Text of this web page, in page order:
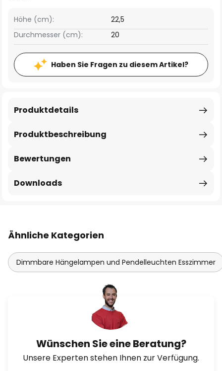
Höhe (cm):
22,5
Durchmesser (cm):
20
Haben Sie Fragen zu diesem Artikel?
Produktbeschreibung
Produktdetails
Bewertungen
Downloads
Ähnliche Kategorien
Dimmbare Hängelampen und Pendelleuchten Esszimmer
Wünschen Sie eine Beratung?
Unsere Experten stehen Ihnen zur Verfügung.